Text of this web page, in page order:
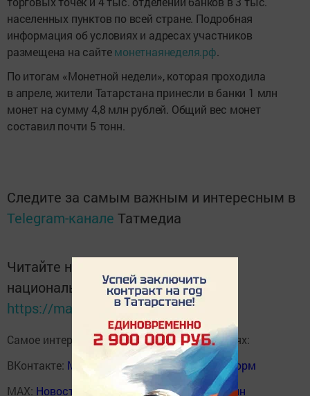
населенных пунктов по всей стране. Подробная
информация об условиях и адресах участников
размещена на сайтемонетнаянеделя.рф.
По итогам «Монетной недели», которая проходила
в апреле, жители Татарстана принесли в банки 1 млн
монет на сумму 4,8 млн рублей. Общий вес монет
составил почти 5 тонн.
Следите за самым важным и интересным в
Telegram-канале Татмедиа
Читайте новости Татарстана в
национальном мессенджере MАХ:
https://max.ru/tatmedia
Самое интересное в наших социальных сетях:
ВКонтакте: Мензелинск news - Мензеля-информ
MAX: Новости Мензелинска - Мензеля онлайн